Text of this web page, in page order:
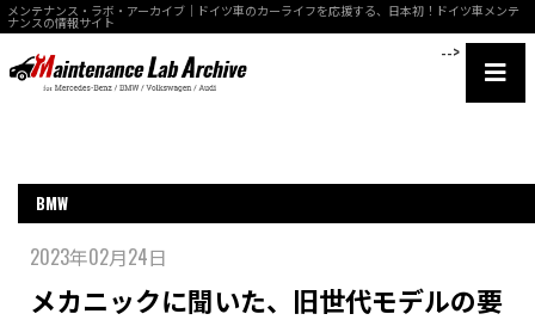
メンテナンス・ラボ・アーカイブ｜ドイツ車のカーライフを応援する、日本初！ドイツ車メンテ
ナンスの情報サイト
-->
BMW
2023年02月24日
メカニックに聞いた、旧世代モデルの要